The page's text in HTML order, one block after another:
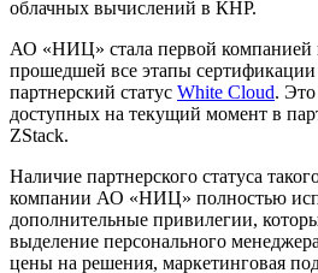
облачных вычислений в КНР.
АО «НИЦ» стала первой компанией
прошедшей все этапы
партнерский статус White Cloud.
доступных на текущий момент в
ZStack.
Наличие партнерского статуса
компании АО «НИЦ» полностью
дополнительные привилегии,
выделение персонального
цены на решения, маркетинговая